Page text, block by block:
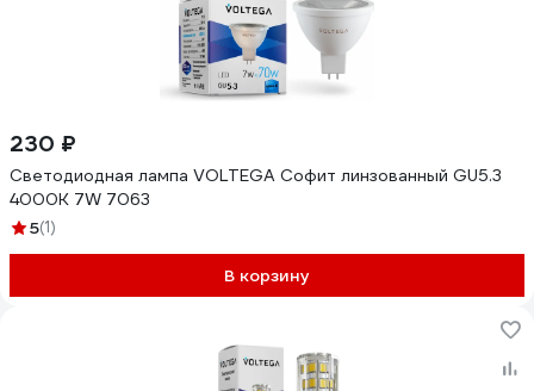
230 ₽
Светодиодная лампа VOLTEGA Софит линзованный GU5.3
4000К 7W 7063
5(1)
В корзину